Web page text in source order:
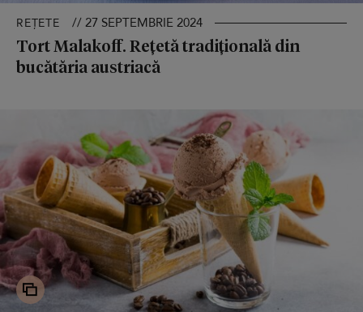
REȚETE // 27 SEPTEMBRIE 2024
Tort Malakoff. Rețetă tradițională din
bucătăria austriacă